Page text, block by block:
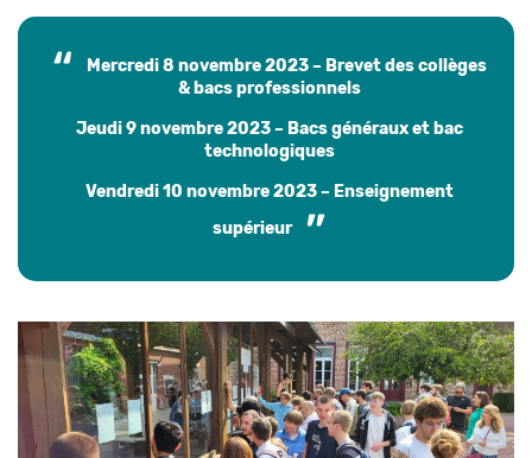
Mercredi 8 novembre 2023 – Brevet des collèges
& bacs professionnels
Jeudi 9 novembre 2023 – Bacs généraux et bac
technologiques
Vendredi 10 novembre 2023 – Enseignement
supérieur